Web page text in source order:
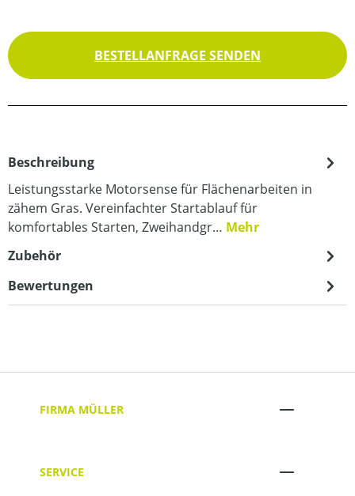
BESTELLANFRAGE SENDEN
Beschreibung
Leistungsstarke Motorsense für Flächenarbeiten in
zähem Gras. Vereinfachter Startablauf für
komfortables Starten, Zweihandgr… Mehr
Zubehör
Bewertungen
FIRMA MÜLLER
SERVICE